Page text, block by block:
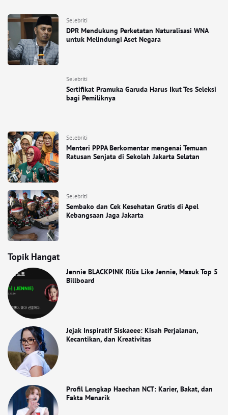
Selebriti
DPR Mendukung Perketatan Naturalisasi WNA
untuk Melindungi Aset Negara
Selebriti
Sertifikat Pramuka Garuda Harus Ikut Tes Seleksi
bagi Pemiliknya
Selebriti
Menteri PPPA Berkomentar mengenai Temuan
Ratusan Senjata di Sekolah Jakarta Selatan
Selebriti
Sembako dan Cek Kesehatan Gratis di Apel
Kebangsaan Jaga Jakarta
Topik Hangat
Jennie BLACKPINK Rilis Like Jennie, Masuk Top 5
Billboard
Jejak Inspiratif Siskaeee: Kisah Perjalanan,
Kecantikan, dan Kreativitas
Profil Lengkap Haechan NCT: Karier, Bakat, dan
Fakta Menarik